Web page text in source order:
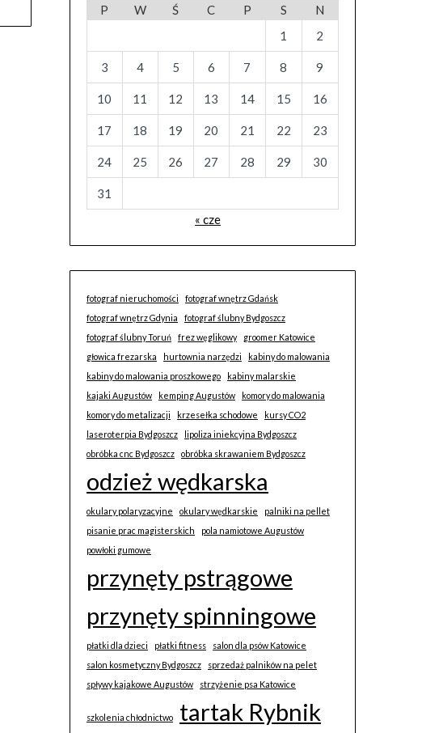
P W Ś C P S
N
1
2
3 4 5 6 7 8 9
10 11 12 13 14 15 16
17 18 19 20 21 22 23
24 25 26 27 28 29 30
31
« cze
fotograf nieruchomości
fotograf wnętrz Gdańsk
fotograf wnętrz Gdynia
fotograf ślubny Bydgoszcz
fotograf ślubny Toruń
frez węglikowy
groomer Katowice
głowica frezarska
hurtownia narzędzi
kabiny do malowania
kabiny do malowania proszkowego
kabiny malarskie
kajaki Augustów
kemping Augustów
komory do malowania
komory do metalizacji
krzesełka schodowe
kursy CO2
laseroterpia Bydgoszcz
lipoliza iniekcyjna Bydgoszcz
obróbka cnc Bydgoszcz
obróbka skrawaniem Bydgoszcz
odzież wędkarska
okulary polaryzacyjne okulary wędkarskie
palniki na pellet
pisanie prac magisterskich
pola namiotowe Augustów
powłoki gumowe
przynęty pstrągowe
przynęty spinningowe
płatki dla dzieci płatki fitness
salon dla psów Katowice
salon kosmetyczny Bydgoszcz
sprzedaż palników na pelet
spływy kajakowe Augustów
strzyżenie psa Katowice
szkolenia chłodnictwo tartak Rybnik